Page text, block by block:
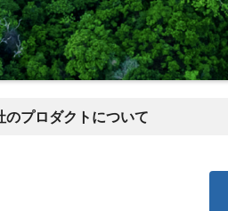
のプロダクトについて